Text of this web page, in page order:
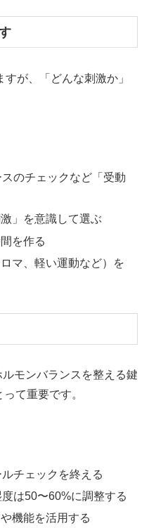
が、「どんな刺激か」
のチェックなど「受動
」を意識して選ぶ
を作る
マ、軽い運動など）を
モンバランスを整える鍵
て重要です。
チェックを終える
は50〜60%に調整する
機能を活用する